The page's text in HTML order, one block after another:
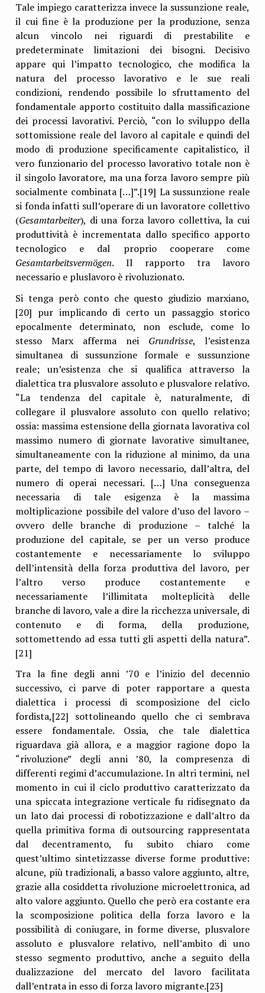
Tale impiego caratterizza invece la sussunzione reale,
il cui fine è la produzione per la produzione, senza
alcun vincolo nei riguardi di prestabilite e
predeterminate limitazioni dei bisogni. Decisivo
appare qui l’impatto tecnologico, che modifica la
natura del processo lavorativo e le sue reali
condizioni, rendendo possibile lo sfruttamento del
fondamentale apporto costituito dalla massificazione
dei processi lavorativi. Perciò, “con lo sviluppo della
sottomissione reale del lavoro al capitale e quindi del
modo di produzione specificamente capitalistico, il
vero funzionario del processo lavorativo totale non è
il singolo lavoratore, ma una forza lavoro sempre più
socialmente combinata […]”.[19] La sussunzione reale
si fonda infatti sull’operare di un lavoratore collettivo
(Gesamtarbeiter), di una forza lavoro collettiva, la cui
produttività è incrementata dallo specifico apporto
tecnologico e dal proprio cooperare come
Gesamtarbeitsvermögen. Il rapporto tra lavoro
necessario e pluslavoro è rivoluzionato.
Si tenga però conto che questo giudizio marxiano,
[20] pur implicando di certo un passaggio storico
epocalmente determinato, non esclude, come lo
stesso Marx afferma nei Grundrisse, l’esistenza
simultanea di sussunzione formale e sussunzione
reale; un’esistenza che si qualifica attraverso la
dialettica tra plusvalore assoluto e plusvalore relativo.
“La tendenza del capitale è, naturalmente, di
collegare il plusvalore assoluto con quello relativo;
ossia: massima estensione della giornata lavorativa col
massimo numero di giornate lavorative simultanee,
simultaneamente con la riduzione al minimo, da una
parte, del tempo di lavoro necessario, dall’altra, del
numero di operai necessari. […] Una conseguenza
necessaria di tale esigenza è la massima
moltiplicazione possibile del valore d’uso del lavoro –
ovvero delle branche di produzione – talché la
produzione del capitale, se per un verso produce
costantemente e necessariamente lo sviluppo
dell’intensità della forza produttiva del lavoro, per
l’altro verso produce costantemente e
necessariamente l’illimitata molteplicità delle
branche di lavoro, vale a dire la ricchezza universale, di
contenuto e di forma, della produzione,
sottomettendo ad essa tutti gli aspetti della natura”.
[21]
Tra la fine degli anni ’70 e l’inizio del decennio
successivo, ci parve di poter rapportare a questa
dialettica i processi di scomposizione del ciclo
fordista,[22] sottolineando quello che ci sembrava
essere fondamentale. Ossia, che tale dialettica
riguardava già allora, e a maggior ragione dopo la
“rivoluzione” degli anni ’80, la compresenza di
differenti regimi d’accumulazione. In altri termini, nel
momento in cui il ciclo produttivo caratterizzato da
una spiccata integrazione verticale fu ridisegnato da
un lato dai processi di robotizzazione e dall’altro da
quella primitiva forma di outsourcing rappresentata
dal decentramento, fu subito chiaro come
quest’ultimo sintetizzasse diverse forme produttive:
alcune, più tradizionali, a basso valore aggiunto, altre,
grazie alla cosiddetta rivoluzione microelettronica, ad
alto valore aggiunto. Quello che però era costante era
la scomposizione politica della forza lavoro e la
possibilità di coniugare, in forme diverse, plusvalore
assoluto e plusvalore relativo, nell’ambito di uno
stesso segmento produttivo, anche a seguito della
dualizzazione del mercato del lavoro facilitata
dall’entrata in esso di forza lavoro migrante.[23]